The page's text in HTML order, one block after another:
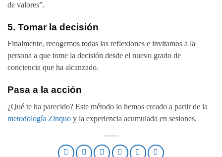
de valores”.
5. Tomar la decisión
Finalmente, recogemos todas las reflexiones e invitamos a la
persona a que tome la decisión desde el nuevo grado de
conciencia que ha alcanzado.
Pasa a la acción
¿Qué te ha parecido? Este método lo hemos creado a partir de la
metodología Zinquo y la experiencia acumulada en sesiones.